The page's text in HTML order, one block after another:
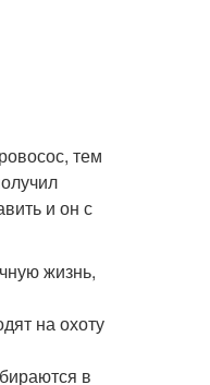
тем
и он с
жизнь,
на охоту
в